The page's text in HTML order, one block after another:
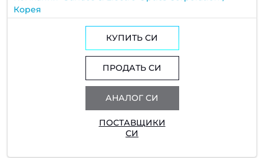
Корея
КУПИТЬ СИ
ПРОДАТЬ СИ
АНАЛОГ СИ
ПОСТАВЩИКИ
СИ